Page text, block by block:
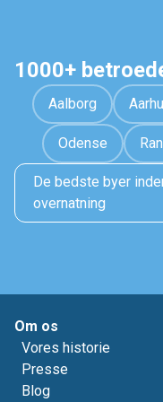
1000+
Aalborg
Odense
De bedste byer
overnatning
Om os
Vores historie
Presse
Blog